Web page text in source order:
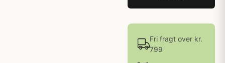
Fri fragt over kr.
799